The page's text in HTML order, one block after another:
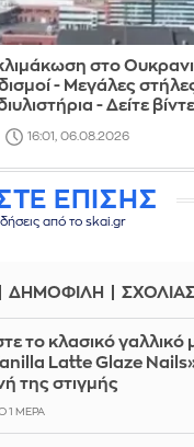
στο
- Μεγάλες
- Δείτε
16:01, 06.08.2026
ΕΠΙΣΗΣ
από το skai.gr
ΔΗΜΟΦΙΛΗ
το κλασικό γαλλικό
Latte Glaze Nails»
της στιγμής
1 ΜΈΡΑ